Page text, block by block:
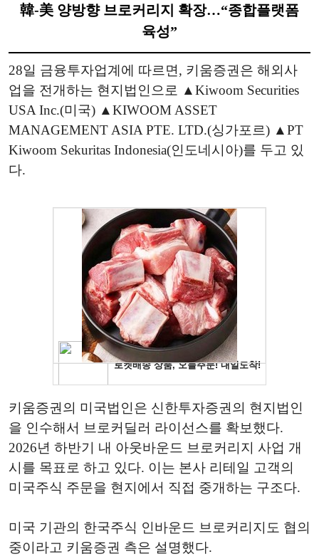
韓-美 양방향 브로커리지 확장…“종합플랫폼
육성”
28일 금융투자업계에 따르면, 키움증권은 해외사
업을 전개하는 현지법인으로 ▲Kiwoom Securities
USA Inc.(미국) ▲KIWOOM ASSET
MANAGEMENT ASIA PTE. LTD.(싱가포르) ▲PT
Kiwoom Sekuritas Indonesia(인도네시아)를 두고 있
다.
키움증권의 미국법인은 신한투자증권의 현지법인
을 인수해서 브로커딜러 라이선스를 확보했다.
2026년 하반기 내 아웃바운드 브로커리지 사업 개
시를 목표로 하고 있다. 이는 본사 리테일 고객의
미국주식 주문을 현지에서 직접 중개하는 구조다.
미국 기관의 한국주식 인바운드 브로커리지도 협의
중이라고 키움증권 측은 설명했다.